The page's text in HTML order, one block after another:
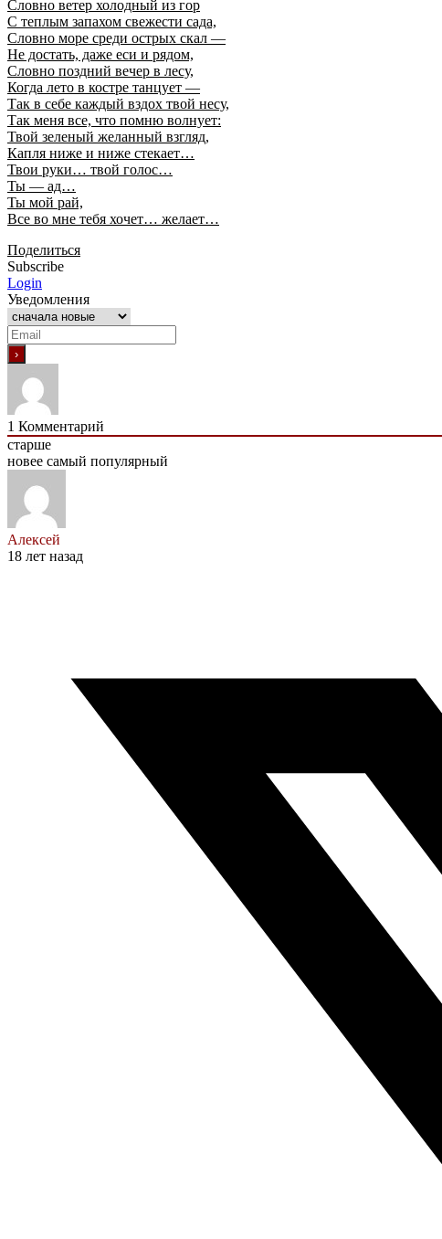
Словно ветер холодный из гор
С теплым запахом свежести сада,
Словно море среди острых скал —
Не достать, даже еси и рядом,
Словно поздний вечер в лесу,
Когда лето в костре танцует —
Так в себе каждый вздох твой несу,
Так меня все, что помню волнует:
Твой зеленый желанный взгляд,
Капля ниже и ниже стекает…
Твои руки… твой голос…
Ты — ад…
Ты мой рай,
Все во мне тебя хочет… желает…
Поделиться
Subscribe
Login
Уведомления
1 Комментарий
старше
новее самый популярный
Алексей
18 лет назад